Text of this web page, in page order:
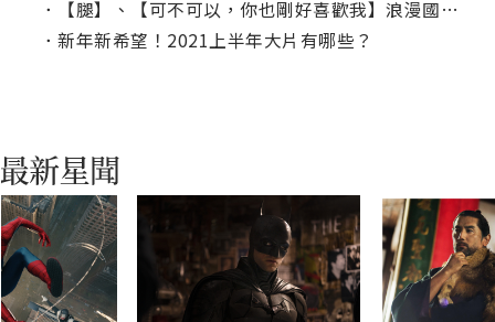
．
【腿】、【可不可以，你也剛好喜歡我】浪漫國片陪你過連假！
． 新年新希望！2021上半年大片有哪些？